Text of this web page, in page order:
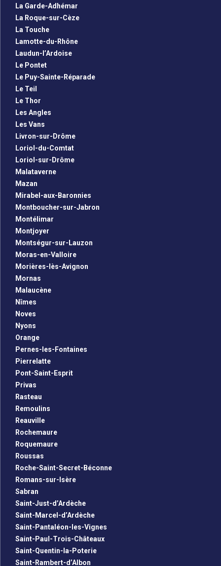
La Garde-Adhémar
La Roque-sur-Cèze
La Touche
Lamotte-du-Rhône
Laudun-l’Ardoise
Le Pontet
Le Puy-Sainte-Réparade
Le Teil
Le Thor
Les Angles
Les Vans
Livron-sur-Drôme
Loriol-du-Comtat
Loriol-sur-Drôme
Malataverne
Mazan
Mirabel-aux-Baronnies
Montboucher-sur-Jabron
Montélimar
Montjoyer
Montségur-sur-Lauzon
Moras-en-Valloire
Morières-lès-Avignon
Mornas
Malaucène
Nîmes
Noves
Nyons
Orange
Pernes-les-Fontaines
Pierrelatte
Pont-Saint-Esprit
Privas
Rasteau
Remoulins
Reauville
Rochemaure
Roquemaure
Roussas
Roche-Saint-Secret-Béconne
Romans-sur-Isère
Sabran
Saint-Just-d’Ardèche
Saint-Marcel-d’Ardèche
Saint-Pantaléon-les-Vignes
Saint-Paul-Trois-Châteaux
Saint-Quentin-la-Poterie
Saint-Rambert-d’Albon